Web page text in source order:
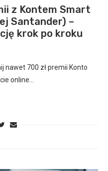
z Kontem Smart
Santander) –
krok po kroku
nawet 700 zł premii Konto
online…